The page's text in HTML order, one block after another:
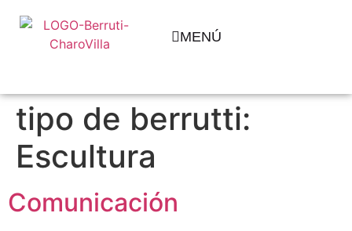
MENÚ
tipo de berrutti:
Escultura
Comunicación